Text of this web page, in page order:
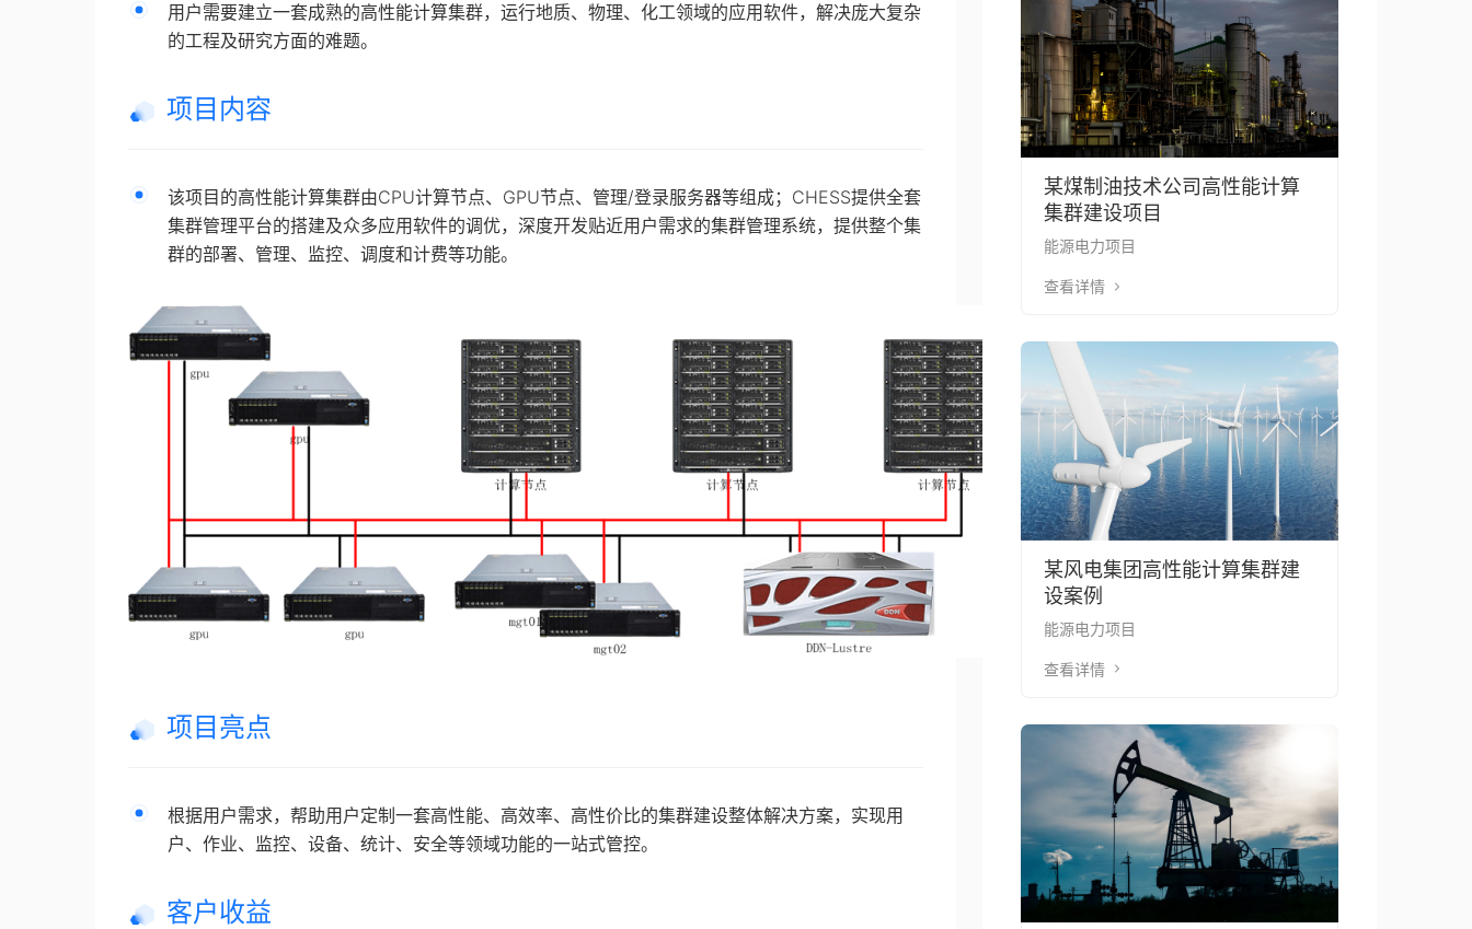
用户需要建立一套成熟的高性能计算集群，运行地质、物理、化工领域的应用软件，解决庞大复杂
的工程及研究方面的难题。
项目内容
该项目的高性能计算集群由CPU计算节点、GPU节点、管理/登录服务器等组成；CHESS提供全套
集群管理平台的搭建及众多应用软件的调优，深度开发贴近用户需求的集群管理系统，提供整个集
群的部署、管理、监控、调度和计费等功能。
项目亮点
根据用户需求，帮助用户定制一套高性能、高效率、高性价比的集群建设整体解决方案，实现用
户、作业、监控、设备、统计、安全等领域功能的一站式管控。
客户收益
某煤制油技术公司高性能计算
集群建设项目
能源电力项目
查看详情
某风电集团高性能计算集群建
设案例
能源电力项目
查看详情